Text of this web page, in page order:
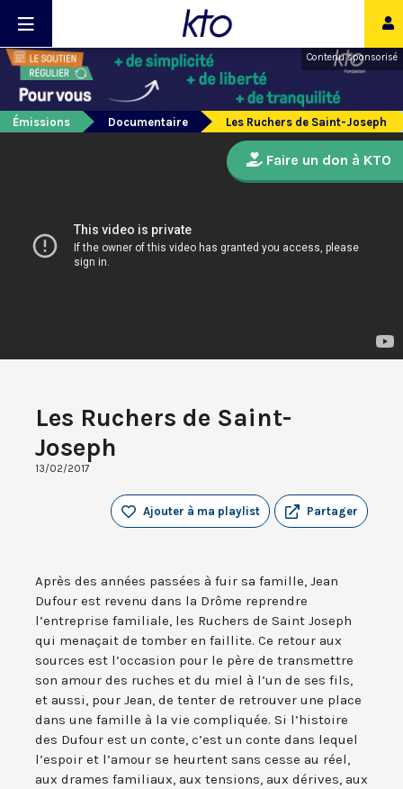
Contenu sponsorisé
Émissions Documentaire Les Ruchers de Saint-Joseph
Les Ruchers de Saint-
Joseph
13/02/2017
Partager
Ajouter à ma playlist
Après des années passées à fuir sa famille, Jean
Dufour est revenu dans la Drôme reprendre
l’entreprise familiale, les Ruchers de Saint Joseph
qui menaçait de tomber en faillite. Ce retour aux
sources est l’occasion pour le père de transmettre
son amour des ruches et du miel à l’un de ses fils,
et aussi, pour Jean, de tenter de retrouver une place
dans une famille à la vie compliquée. Si l’histoire
des Dufour est un conte, c’est un conte dans lequel
l’espoir et l’amour se heurtent sans cesse au réel,
aux drames familiaux, aux tensions, aux dérives, aux
Faire un don à KTO